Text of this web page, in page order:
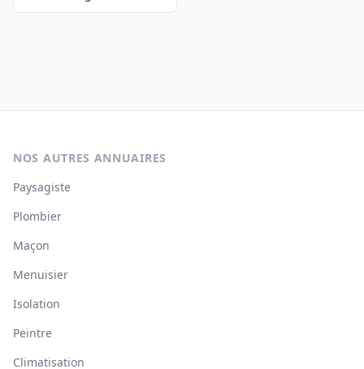
NOS AUTRES ANNUAIRES
Paysagiste
Plombier
Maçon
Menuisier
Isolation
Peintre
Climatisation